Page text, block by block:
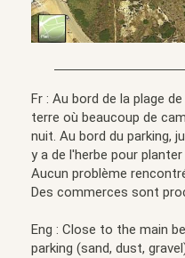
Fr : Au bord de la plage
terre où beaucoup de
nuit. Au bord du parking,
y a de l'herbe pour
Aucun problème
Des commerces sont
Eng : Close to the main
parking (sand, dust,